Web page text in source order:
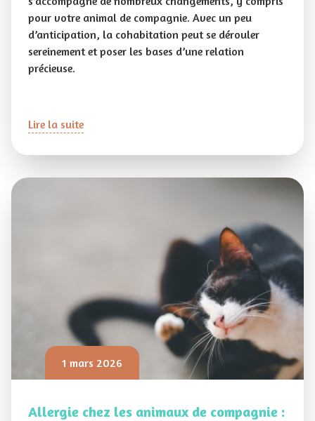
pour votre animal de compagnie. Avec un peu
d’anticipation, la cohabitation peut se dérouler
sereinement et poser les bases d’une relation
précieuse.
Lire la suite
1 mars 2026
Allergie chez les animaux de compagnie :